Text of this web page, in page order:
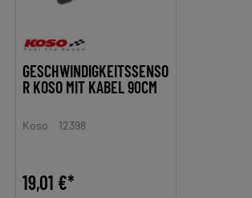
GESCHWINDIGKEITSSENSO
R KOSO MIT KABEL 90CM
Koso 12398
19,01 €*